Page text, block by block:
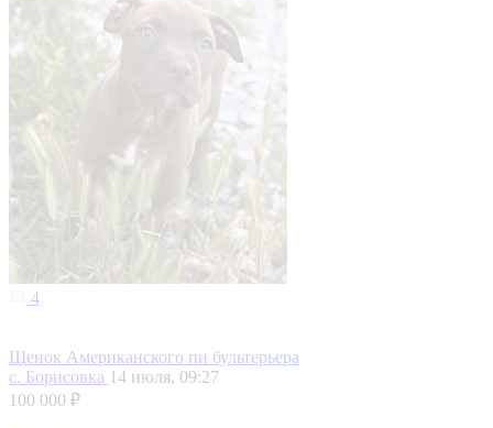
4
Щенок Американского пи бультерьера
с. Борисовка 14 июля, 09:27
100 000 ₽